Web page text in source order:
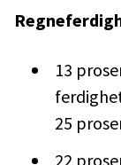
13
25
22